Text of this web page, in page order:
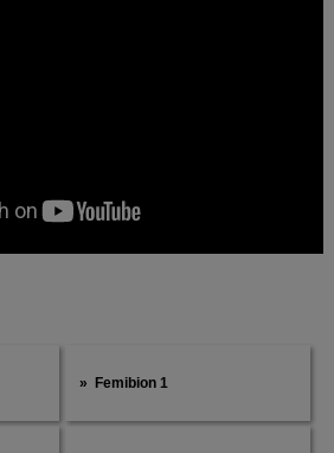
Femibion 1